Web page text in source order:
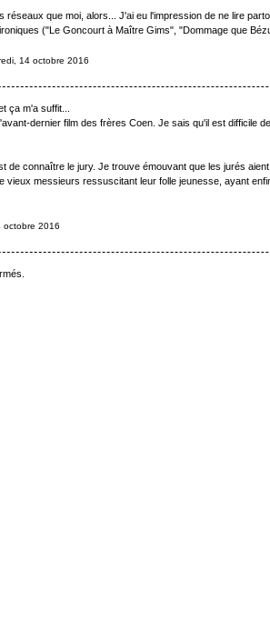
réseaux que moi, alors... J'ai eu l'impression de ne lire
("Le Goncourt à Maître Gims", "Dommage que
14 octobre 2016
ça m'a suffit...
dernier film des frères Coen. Je sais qu'il est difficile
de connaître le jury. Je trouve émouvant que les jurés
vieux messieurs ressuscitant leur folle jeunesse, ayant
octobre 2016